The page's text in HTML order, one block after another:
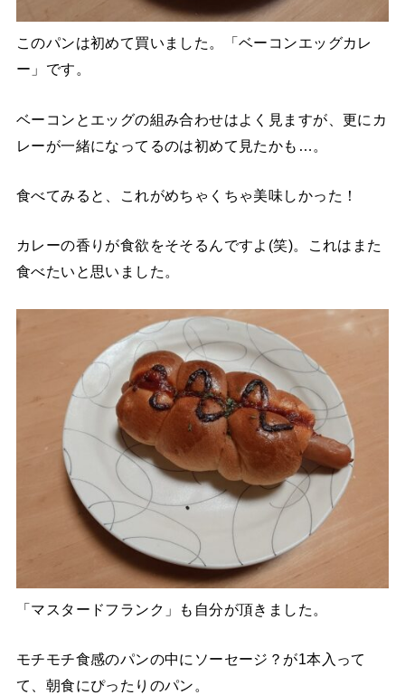
このパンは初めて買いました。「ベーコンエッグカレ
ー」です。
ベーコンとエッグの組み合わせはよく見ますが、更にカ
レーが一緒になってるのは初めて見たかも…。
食べてみると、これがめちゃくちゃ美味しかった！
カレーの香りが食欲をそそるんですよ(笑)。これはまた
食べたいと思いました。
「マスタードフランク」も自分が頂きました。
モチモチ食感のパンの中にソーセージ？が1本入って
て、朝食にぴったりのパン。